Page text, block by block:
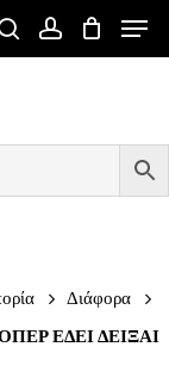
searchaccount
Menu
Διάφορα
ΕΔΕΙ ΔΕΙΞΑΙ